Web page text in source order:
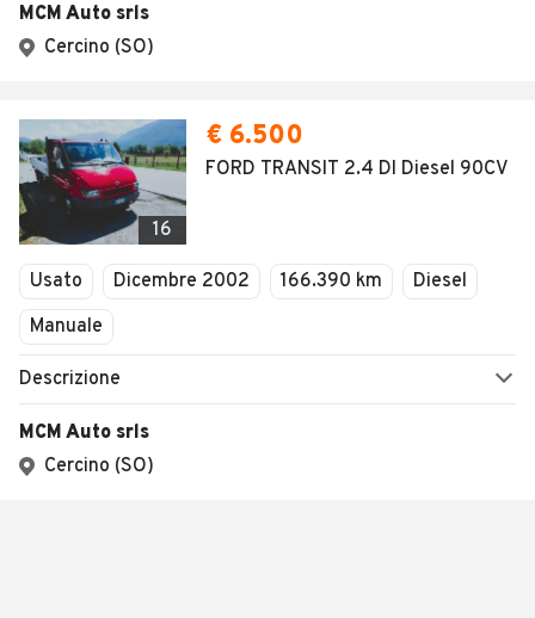
MCM Auto srls
Cercino (SO)
16
€ 6.500
FORD TRANSIT 2.4 DI Diesel 90CV
Usato Dicembre 2002 166.390 km
Diesel
Manuale
Descrizione
MCM Auto srls
Cercino (SO)